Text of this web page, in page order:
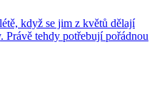
když se jim z květů dělají
Právě tehdy potřebují pořádnou